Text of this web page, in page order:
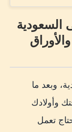
السعودية
وبعد ما
وأولادك
تعمل